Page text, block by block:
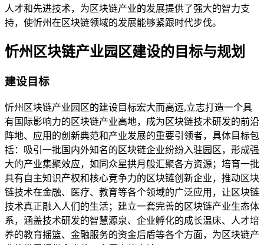
人才和先进技术，为区块链产业的发展提供了强大的智力支
持，使忻州在区块链领域的发展能够紧跟时代步伐。
忻州区块链产业园区建设的目标与规划
建设目标
忻州区块链产业园区的建设目标宏大而高远,立志打造一个具
有国际影响力的区块链产业高地，成为区块链技术研发的前沿
阵地、应用的创新典范和产业发展的重要引领者，具体目标包
括：吸引一批国内外知名的区块链企业纷纷入驻园区，形成强
大的产业集聚效应，如同众星拱月般汇聚各方资源；培育一批
具有自主知识产权和核心竞争力的区块链创新企业，推动区块
链技术在金融、医疗、教育等各个领域的广泛应用，让区块链
技术真正融入人们的生活；建立一套完善的区块链产业生态体
系，涵盖技术研发的智慧源泉、企业孵化的成长温床、人才培
养的教育摇篮、金融服务的资金后盾等各个方面，为区块链产